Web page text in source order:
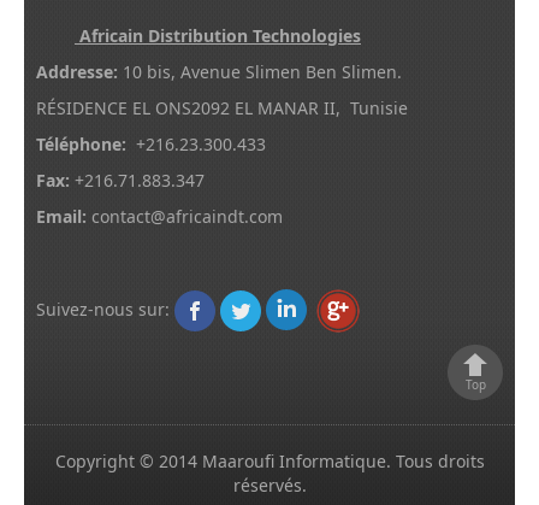
Africain Distribution Technologies
Addresse: 10 bis, Avenue Slimen Ben Slimen.
RÉSIDENCE EL ONS2092 EL MANAR II, Tunisie
Téléphone: +216.23.300.433
Fax: +216.71.883.347
Email: contact@africaindt.com
Suivez-nous sur:
Top
Copyright © 2014 Maaroufi Informatique. Tous droits
réservés.